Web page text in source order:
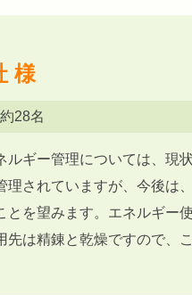
様
約28名
ルギー管理については、現
理されていますが、今後は
とを望みます。エネルギー
先は精錬と乾燥ですので、